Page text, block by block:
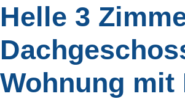
Helle 3
Wohnung mit